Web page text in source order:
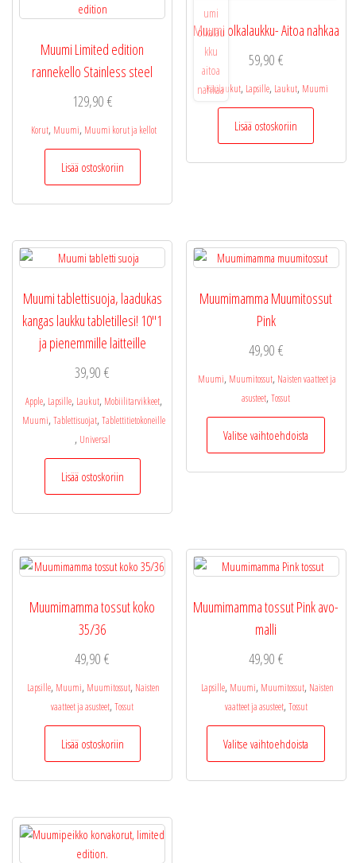
Muumi Limited edition
rannekello Stainless steel
129,90 €
Korut, Muumi, Muumi korut ja kellot
Lisää ostoskoriin
Muumi olkalaukku- Aitoa nahkaa
59,90 €
Käsilaukut, Lapsille, Laukut, Muumi
Lisää ostoskoriin
Muumi tablettisuoja, laadukas
kangas laukku tabletillesi! 10″1
ja pienemmille laitteille
39,90€
Apple, Lapsille, Laukut, Mobiilitarvikkeet,
Muumi, Tablettisuojat, Tablettitietokoneille
, Universal
Lisää ostoskoriin
Muumimamma Muumitossut
Pink
49,90 €
Muumi, Muumitossut, Naisten vaatteet ja
asusteet, Tossut
Valitse vaihtoehdoista
Tällä
valinnat
Muumimamma tossut koko
35/36
49,90€
Lapsille, Muumi, Muumitossut, Naisten
vaatteet ja asusteet, Tossut
Lisää ostoskoriin
Muumimamma tossut Pink avo-
malli
49,90 €
Lapsille, Muumi, Muumitossut, Naisten
vaatteet ja asusteet, Tossut
Valitse vaihtoehdoista
Tällä